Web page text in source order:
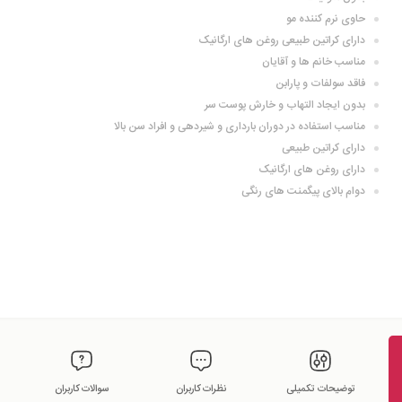
حاوی نرم کننده مو
دارای کراتین طبیعی روغن های ارگانیک
مناسب خانم ها و آقایان
فاقد سولفات و پارابن
بدون ایجاد التهاب و خارش پوست سر
مناسب استفاده در دوران بارداری و شیردهی و افراد سن بالا
دارای کراتین طبیعی
دارای روغن های ارگانیک
دوام بالای پیگمنت های رنگی
توضیحات تکمیلی نظرات کاربران سوالات کاربران